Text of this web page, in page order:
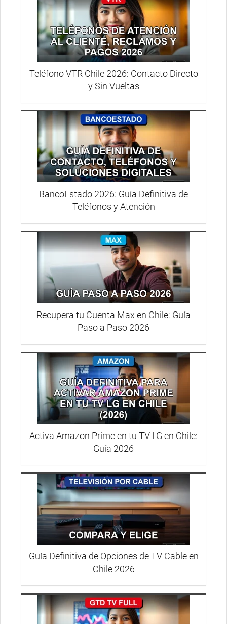
Teléfono VTR Chile 2026: Contacto Directo
y Sin Vueltas
BancoEstado 2026: Guía Definitiva de
Teléfonos y Atención
Recupera tu Cuenta Max en Chile: Guía
Paso a Paso 2026
Activa Amazon Prime en tu TV LG en Chile:
Guía 2026
Guía Definitiva de Opciones de TV Cable en
Chile 2026